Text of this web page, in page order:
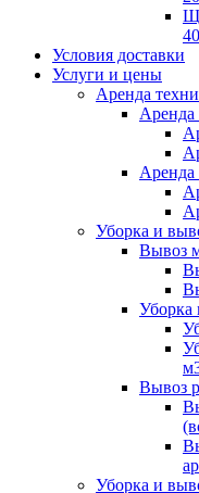
Условия доставки
Услуги и цены
Аренда
Аренда
Аренда
Уборка и
Вывоз
Уборка
Вывоз
Уборка и